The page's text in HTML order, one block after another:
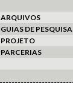
ARQUIVOS
GUIAS DE PESQUISA
PROJETO
PARCERIAS